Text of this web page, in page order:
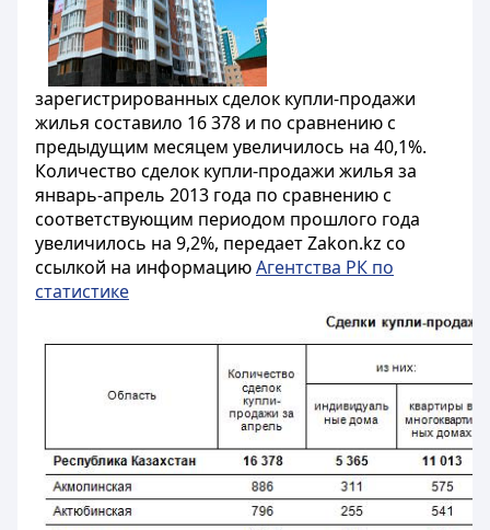
зарегистрированных сделок купли-продажи
жилья составило 16 378 и по сравнению с
предыдущим месяцем увеличилось на 40,1%.
Количество сделок купли-продажи жилья за
январь-апрель 2013 года по сравнению c
соответствующим периодом прошлого года
увеличилось на 9,2%, передает Zakon.kz со
ссылкой на информациюАгентства РК по
статистике